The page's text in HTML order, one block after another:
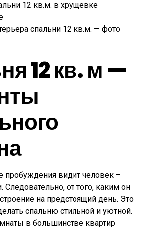
12 кв.м. в хрущевке
спальни 12 кв.м. — фото
12 кв. м —
пробуждения видит человек –
Следовательно, от того, каким он
на предстоящий день. Это
спальню стильной и уютной.
в большинстве квартир